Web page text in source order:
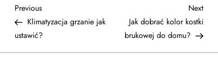
N
a
w
Previous
Post
Previous
Klimatyzacja grzanie jak
ustawić?
Next
Next
Jak dobrać kolor kostki
brukowej do domu?